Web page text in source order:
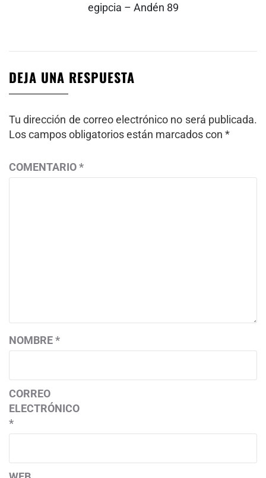
egipcia – Andén 89
DEJA UNA RESPUESTA
Tu dirección de correo electrónico no será publicada.
Los campos obligatorios están marcados con *
COMENTARIO*
NOMBRE*
CORREO
ELECTRÓNICO
*